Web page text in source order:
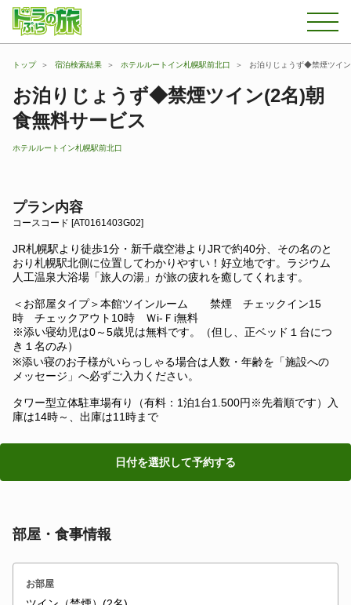
トップ 宿泊検索結果 ホテルルートイン札幌駅前北口 お泊りじょうず◆禁煙ツイ
お泊りじょうず◆禁煙ツイン(2名)朝
食無料サービス
ホテルルートイン札幌駅前北口
プラン内容
コースコード [AT0161403G02]
JR札幌駅より徒歩1分・新千歳空港よりJRで約40分、その名のと
おり札幌駅北側に位置してわかりやすい！好立地です。ラジウム
人工温泉大浴場「旅人の湯」が旅の疲れを癒してくれます。
＜お部屋タイプ＞本館ツインルーム 禁煙 チェックイン15
時 チェックアウト10時 Ｗi-Ｆi無料
※添い寝幼児は0～5歳児は無料です。（但し、正ベッド１台につ
き１名のみ）
※添い寝のお子様がいらっしゃる場合は人数・年齢を「施設への
メッセージ」へ必ずご入力ください。
タワー型立体駐車場有り（有料：1泊1台1.500円※先着順です）入
庫は14時～、出庫は11時まで
日付を選択して予約する
部屋・食事情報
お部屋